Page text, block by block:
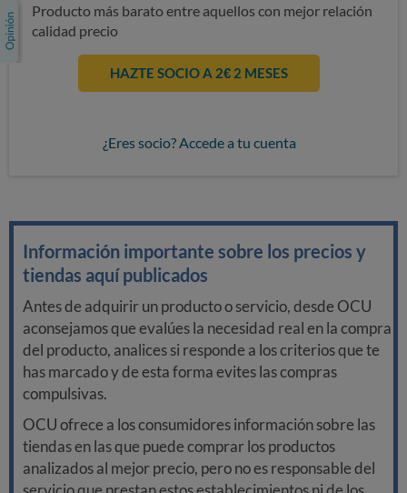
Producto más barato entre aquellos con mejor relación
calidad precio
HAZTE SOCIO A 2€ 2 MESES
¿Eres socio? Accede a tu cuenta
Información importante sobre los precios y
tiendas aquí publicados
Antes de adquirir un producto o servicio, desde OCU
aconsejamos que evalúes la necesidad real en la compra
del producto, analices si responde a los criterios que te
has marcado y de esta forma evites las compras
compulsivas.
OCU ofrece a los consumidores información sobre las
tiendas en las que puede comprar los productos
analizados al mejor precio, pero no es responsable del